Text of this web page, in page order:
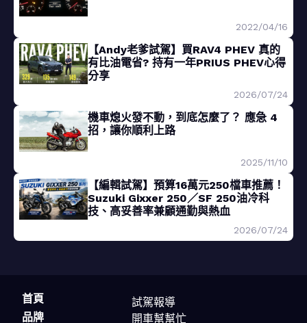
2022/04/16
【Andy老爹試駕】買RAV4 PHEV 真的
有比油電省? 持有一年PRIUS PHEV心得
分享
2026/07/24
機車熄火發不動，到底怎麼了？ 應急 4
招，讓你順利上路
2025/11/10
【編輯試駕】預算16萬元250檔車推薦！
Suzuki Gixxer 250／SF 250油冷科
技、高妥善率兼顧通勤與熱血
2026/07/24
首頁
品牌
試駕報導
開車幫幫忙